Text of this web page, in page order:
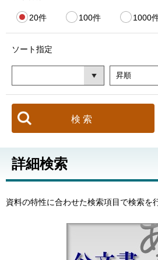
20件 100件 1000
ソート指定
詳細検索
資料の特性に合わせた検索項目で検索を